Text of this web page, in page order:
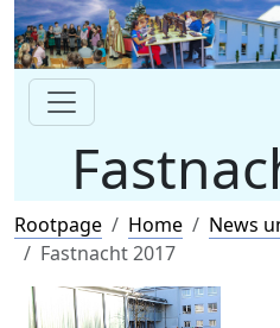
Rootpage Home News
Fastnacht 2017